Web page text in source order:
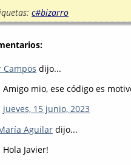
c#bizarro
Campos dijo...
Amigo mio, ese código es
jueves, 15 junio, 2023
Aguilar dijo...
Hola Javier!